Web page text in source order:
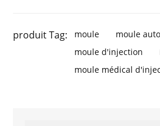
produit Tag: moule
moule
moule d'injection
moule médical